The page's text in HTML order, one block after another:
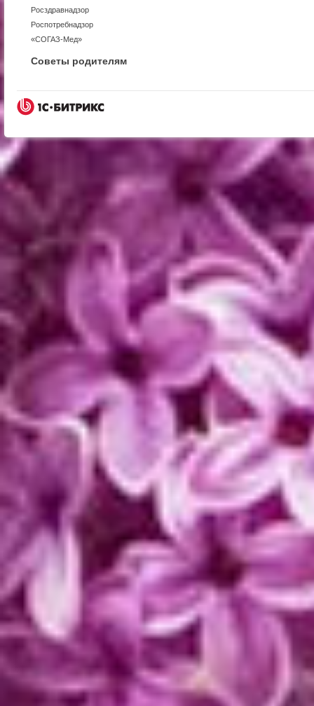
Росздравнадзор
Роспотребнадзор
«СОГАЗ-Мед»
Советы родителям